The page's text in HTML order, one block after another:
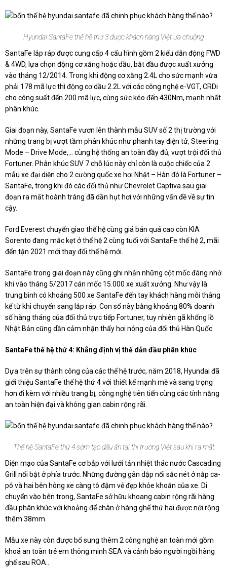
Hyundai SantaFe thế hệ thứ 3 được khách hàng Việt ưa chuộng
SantaFe lắp ráp được cung cấp 4 cấu hình gồm 2 kiểu dẫn động FWD
& 4WD, lựa chọn động cơ xăng hoặc dầu, bắt đầu được xuất xưởng
vào tháng 12/2014. Trong khi động cơ xăng 2.4L cho sức mạnh vừa
phải 178 mã lực thì động cơ dầu 2.2L với các công nghệ e-VGT, CRDi
cho công suất đến 200 mã lực, cùng sức kéo đến 430Nm, mạnh nhất
phân khúc.
Giai đoạn này, SantaFe vươn lên thành mẫu SUV số 2 thị trường với
những trang bị vượt tầm phân khúc như phanh tay điện tử, Steering
Mode – Drive Mode,… cùng hệ thống an toàn đầy đủ, vượt trội đối thủ
Fortuner. Phân khúc SUV 7 chỗ lúc này chỉ còn là cuộc chiếc của 2
mẫu xe đại diện cho 2 cường quốc xe hơi Nhật – Hàn đó là Fortuner –
SantaFe, trong khi đó các đối thủ như Chevrolet Captiva sau giai
đoạn ra mắt hoành tráng đã dần hụt hơi với những vấn đề về sự tin
cậy.
Ford Everest chuyển giao thế hệ cùng giá bán quá cao còn KIA
Sorento đang mắc kẹt ở thế hệ 2 cùng tuổi với SantaFe thế hệ 2, mãi
đến tận 2021 mới thay đổi thế hệ mới.
SantaFe trong giai đoạn này cũng ghi nhận những cột mốc đáng nhớ
khi vào tháng 5/2017 cán mốc 15.000 xe xuất xưởng. Như vậy là
trung bình có khoảng 500 xe SantaFe đến tay khách hàng mỗi tháng
kể từ khi chuyển sang lắp ráp. Con số này bằng khoảng 80% doanh
số hàng tháng của đối thủ trực tiếp Fortuner, tuy nhiên gã khổng lồ
Nhật Bản cũng dần cảm nhận thấy hơi nóng của đối thủ Hàn Quốc.
SantaFe thế hệ thứ 4: Khẳng định vị thế dẫn đầu phân khúc
Dựa trên sự thành công của các thế hệ trước, năm 2018, Hyundai đã
giới thiệu SantaFe thế hệ thứ 4 với thiết kế mạnh mẽ và sang trọng
hơn đi kèm với nhiều trang bị, công nghệ tiên tiến cùng các tính năng
an toàn hiện đại và không gian cabin rộng rãi.
Thế hệ SantaFe thứ 4 sớm tạo dấu ấn tại thị trường Việt sau khi ra mắt
Diện mạo của SantaFe cơ bắp với lưới tản nhiệt thác nước Cascading
Grill nổi bật ở phía trước. Những đường gân dập nổi sắc nét ở nắp ca-
pô và hai bên hông xe càng tô đậm vẻ đẹp khỏe khoắn của xe. Di
chuyển vào bên trong, SantaFe sở hữu khoang cabin rộng rãi hàng
đầu phân khúc với khoảng để chân ở hàng ghế thứ hai được nới rộng
thêm 38mm.
Mẫu xe này còn được bổ sung thêm 2 công nghệ an toàn mới gồm
khoá an toàn trẻ em thông minh SEA và cảnh báo người ngồi hàng
ghế sau ROA..